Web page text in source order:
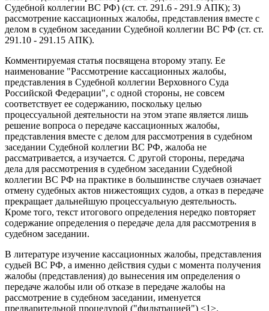
Судебной коллегии ВС РФ) (ст. ст. 291.6 - 291.9 АПК); 3)
рассмотрение кассационных жалобы, представления вместе с
делом в судебном заседании Судебной коллегии ВС РФ (ст. ст.
291.10 - 291.15 АПК).
Комментируемая статья посвящена второму этапу. Ее
наименование "Рассмотрение кассационных жалобы,
представления в Судебной коллегии Верховного Суда
Российской Федерации", с одной стороны, не совсем
соответствует ее содержанию, поскольку целью
процессуальной деятельности на этом этапе является лишь
решение вопроса о передаче кассационных жалобы,
представления вместе с делом для рассмотрения в судебном
заседании Судебной коллегии ВС РФ, жалоба не
рассматривается, а изучается. С другой стороны, передача
дела для рассмотрения в судебном заседании Судебной
коллегии ВС РФ на практике в большинстве случаев означает
отмену судебных актов нижестоящих судов, а отказ в передаче
прекращает дальнейшую процессуальную деятельность.
Кроме того, текст итогового определения нередко повторяет
содержание определения о передаче дела для рассмотрения в
судебном заседании.
В литературе изучение кассационных жалобы, представления
судьей ВС РФ, а именно действия судьи с момента получения
жалобы (представления) до вынесения им определения о
передаче жалобы или об отказе в передаче жалобы на
рассмотрение в судебном заседании, именуется
предварительной процедурой ("фильтрацией") <1>.